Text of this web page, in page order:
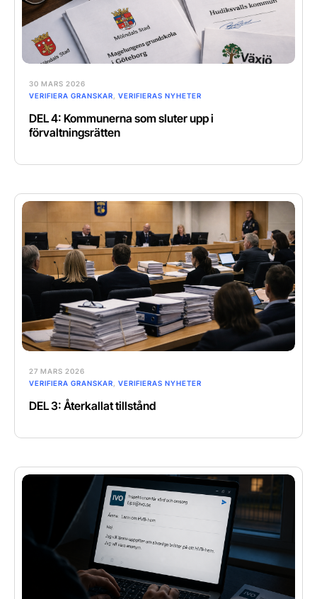
30 MARS 2026
VERIFIERA GRANSKAR
VERIFIERAS NYHETER
DEL 4: Kommunerna som sluter upp i
förvaltningsrätten
27 MARS 2026
VERIFIERA GRANSKAR
VERIFIERAS NYHETER
DEL 3: Återkallat tillstånd